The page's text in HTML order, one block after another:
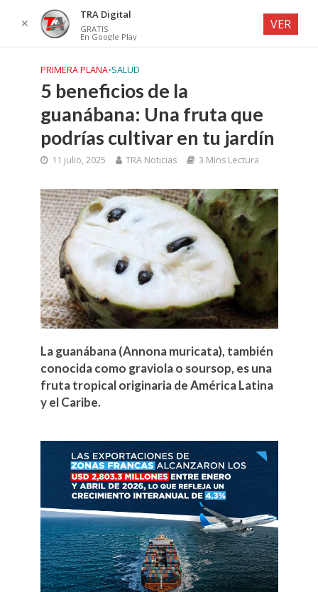
PRIMERA PLANA•SALUD
5 beneficios de la
guanábana: Una fruta que
podrías cultivar en tu jardín
11 julio, 2025 TRA Noticias 3 Mins Lectura
La guanábana (Annona muricata), también
conocida como graviola o soursop, es una
fruta tropical originaria de América Latina
y el Caribe.
✕
TRA Digital
GRATIS
En Google Play
VER